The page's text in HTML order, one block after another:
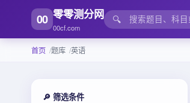
00 零零测分网
00cf.com
🔍
首页 题库 英语
🔎 筛选条件